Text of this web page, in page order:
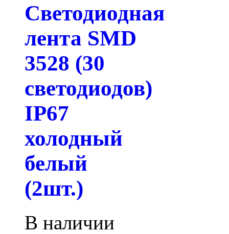
Светодиодная
лента SMD
3528 (30
светодиодов)
IP67
холодный
белый
(2шт.)
В наличии